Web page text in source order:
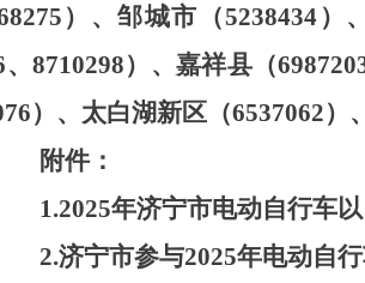
）、邹城市（5238434 ）
、 8710298）、 嘉祥县（
）、 太白湖新区（6537062）
附件：
1.2025年济宁市电动自行车
2.济宁市参与2025年电动自